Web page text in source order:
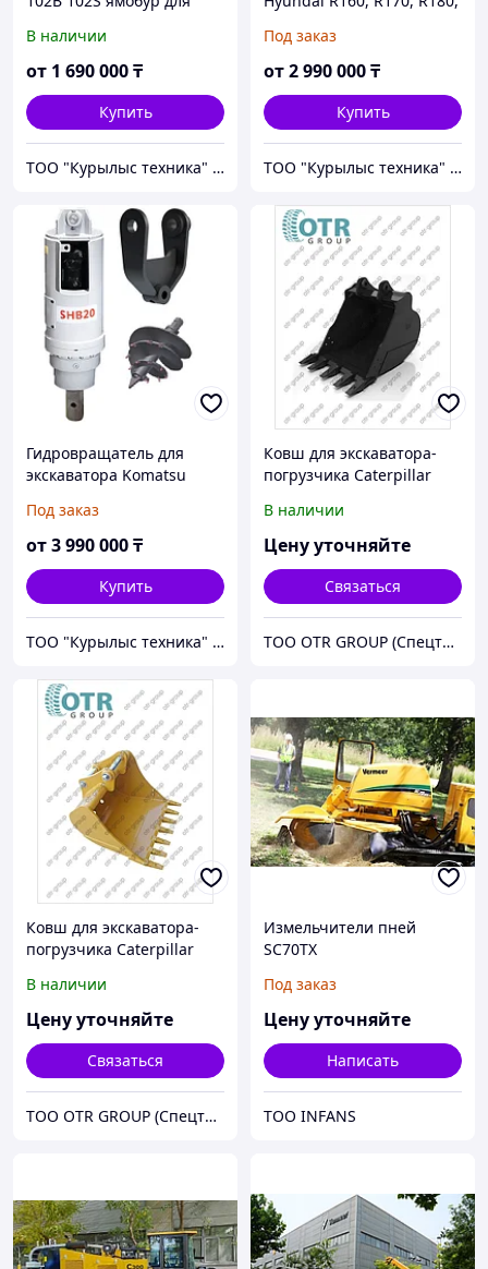
6-10 тонн
В наличии
от 1 690 000₸
Купить
ТОО "Курылыс техника" Алматы
ProfBreaker SHB15
Под заказ
от2 990 000₸
Купить
ТОО "Курылыс техника" Алматы
Гидровращатель для
экскаватора Komatsu
PC220, ямобур, гидробур
Под заказ
от3 990 000₸
Купить
ТОО "Курылыс техника" Алматы
Ковш для экскаватора-
погрузчика Caterpillar
В наличии
Цену уточняйте
Связаться
ТОО OTR GROUP (Спецтехника, зпачасти и шины)
Ковш для экскаватора-
погрузчика Caterpillar
В наличии
Цену уточняйте
Связаться
ТОО OTR GROUP (Спецтехника, зпачасти и шины)
Измельчители пней
SC70TX
Под заказ
Цену уточняйте
Написать
ТОО INFANS